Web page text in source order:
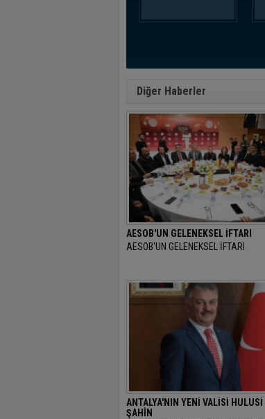
Diğer Haberler
AESOB'UN GELENEKSEL İFTARI
AESOB'UN GELENEKSEL İFTARI
ANTALYA'NIN YENİ VALİSİ HULUSİ
ŞAHİN